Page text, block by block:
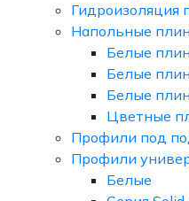
Гидроизоляция
Напольные
Белые
Белые
Белые
Цветные
Профили под
Профили
Белые